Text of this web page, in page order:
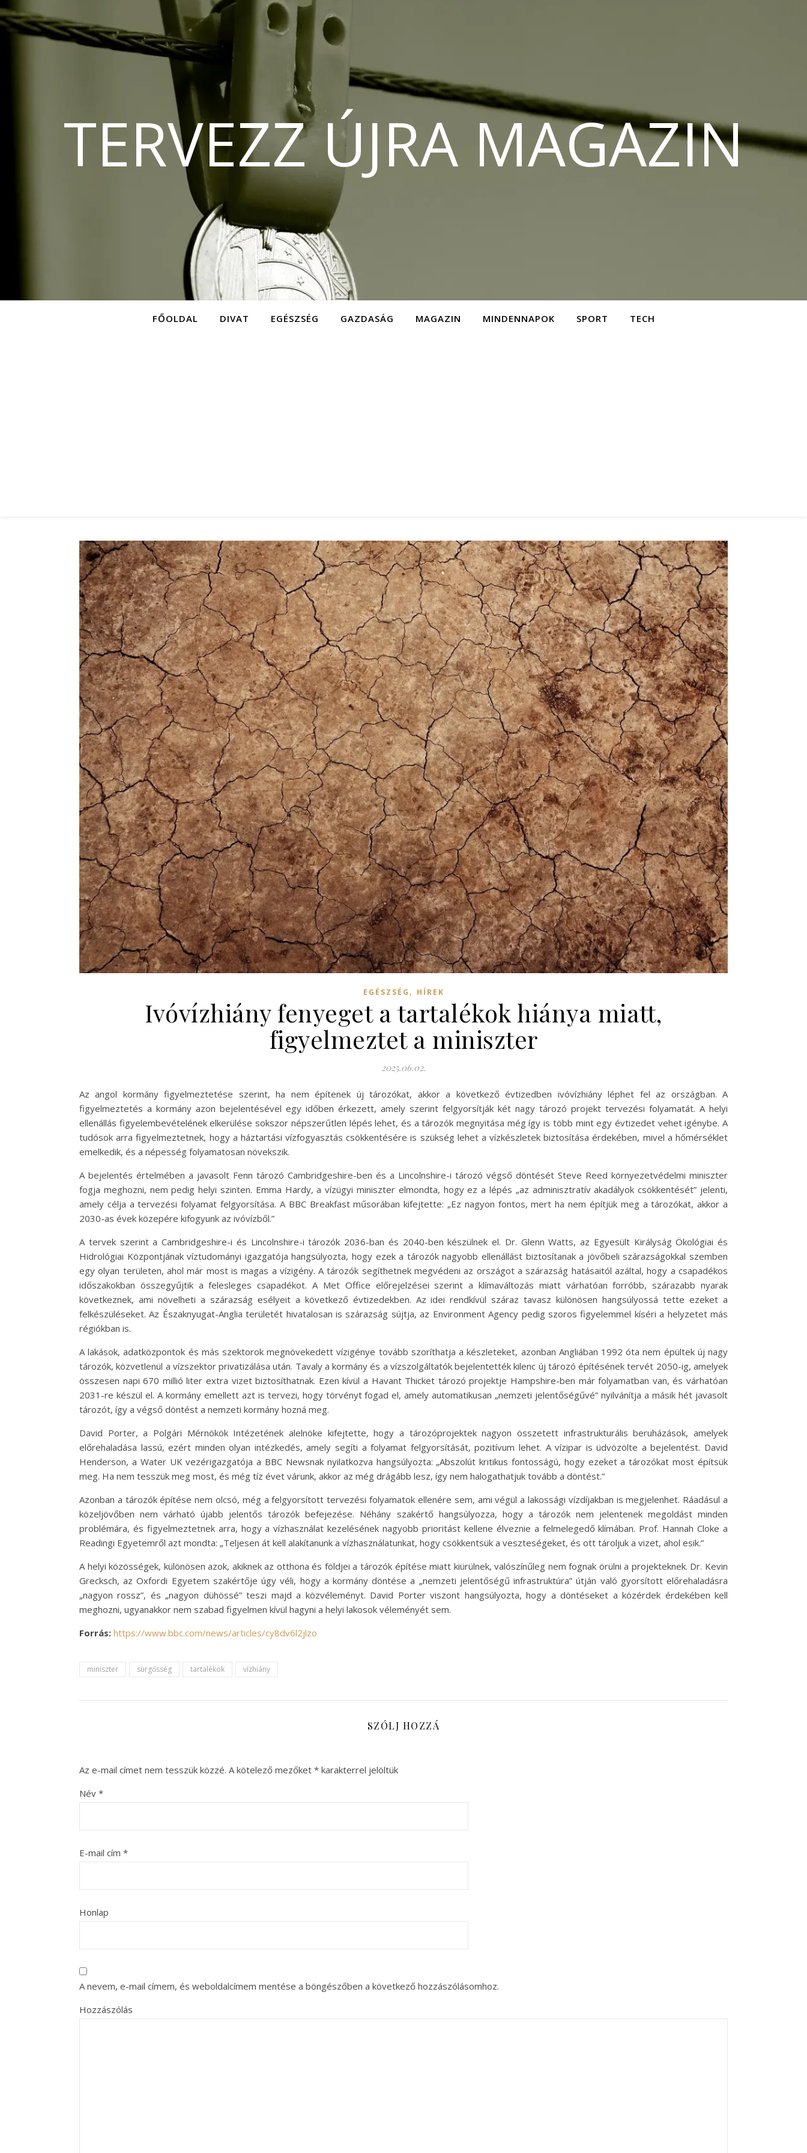
TERVEZZ ÚJRA MAGAZIN
FŐOLDAL DIVAT EGÉSZSÉG GAZDASÁG MAGAZIN MINDENNAPOK SPORT TECH
EGÉSZSÉG , HÍREK
Ivóvízhiány fenyeget a tartalékok hiánya miatt,
figyelmeztet a miniszter
2025.06.02.
Az angol kormány figyelmeztetése szerint, ha nem építenek új tározókat, akkor a következő évtizedben ivóvízhiány léphet fel az országban. A
figyelmeztetés a kormány azon bejelentésével egy időben érkezett, amely szerint felgyorsítják két nagy tározó projekt tervezési folyamatát. A helyi
ellenállás figyelembevételének elkerülése sokszor népszerűtlen lépés lehet, és a tározók megnyitása még így is több mint egy évtizedet vehet igénybe. A
tudósok arra figyelmeztetnek, hogy a háztartási vízfogyasztás csökkentésére is szükség lehet a vízkészletek biztosítása érdekében, mivel a hőmérséklet
emelkedik, és a népesség folyamatosan növekszik.
A bejelentés értelmében a javasolt Fenn tározó Cambridgeshire-ben és a Lincolnshire-i tározó végső döntését Steve Reed környezetvédelmi miniszter
fogja meghozni, nem pedig helyi szinten. Emma Hardy, a vízügyi miniszter elmondta, hogy ez a lépés „az adminisztratív akadályok csökkentését” jelenti,
amely célja a tervezési folyamat felgyorsítása. A BBC Breakfast műsorában kifejtette: „Ez nagyon fontos, mert ha nem építjük meg a tározókat, akkor a
2030-as évek közepére kifogyunk az ivóvízből.”
A tervek szerint a Cambridgeshire-i és Lincolnshire-i tározók 2036-ban és 2040-ben készülnek el. Dr. Glenn Watts, az Egyesült Királyság Ökológiai és
Hidrológiai Központjának víztudományi igazgatója hangsúlyozta, hogy ezek a tározók nagyobb ellenállást biztosítanak a jövőbeli szárazságokkal szemben
egy olyan területen, ahol már most is magas a vízigény. A tározók segíthetnek megvédeni az országot a szárazság hatásaitól azáltal, hogy a csapadékos
időszakokban összegyűjtik a felesleges csapadékot. A Met Office előrejelzései szerint a klímaváltozás miatt várhatóan forróbb, szárazabb nyarak
következnek, ami növelheti a szárazság esélyeit a következő évtizedekben. Az idei rendkívül száraz tavasz különösen hangsúlyossá tette ezeket a
felkészüléseket. Az Északnyugat-Anglia területét hivatalosan is szárazság sújtja, az Environment Agency pedig szoros figyelemmel kíséri a helyzetet más
régiókban is.
A lakások, adatközpontok és más szektorok megnövekedett vízigénye tovább szoríthatja a készleteket, azonban Angliában 1992 óta nem épültek új nagy
tározók, közvetlenül a vízszektor privatizálása után. Tavaly a kormány és a vízszolgáltatók bejelentették kilenc új tározó építésének tervét 2050-ig, amelyek
összesen napi 670 millió liter extra vizet biztosíthatnak. Ezen kívül a Havant Thicket tározó projektje Hampshire-ben már folyamatban van, és várhatóan
2031-re készül el. A kormány emellett azt is tervezi, hogy törvényt fogad el, amely automatikusan „nemzeti jelentőségűvé” nyilvánítja a másik hét javasolt
tározót, így a végső döntést a nemzeti kormány hozná meg.
David Porter, a Polgári Mérnökök Intézetének alelnöke kifejtette, hogy a tározóprojektek nagyon összetett infrastrukturális beruházások, amelyek
előrehaladása lassú, ezért minden olyan intézkedés, amely segíti a folyamat felgyorsítását, pozitívum lehet. A vízipar is üdvözölte a bejelentést. David
Henderson, a Water UK vezérigazgatója a BBC Newsnak nyilatkozva hangsúlyozta: „Abszolút kritikus fontosságú, hogy ezeket a tározókat most építsük
meg. Ha nem tesszük meg most, és még tíz évet várunk, akkor az még drágább lesz, így nem halogathatjuk tovább a döntést.”
Azonban a tározók építése nem olcsó, még a felgyorsított tervezési folyamatok ellenére sem, ami végül a lakossági vízdíjakban is megjelenhet. Ráadásul a
közeljövőben nem várható újabb jelentős tározók befejezése. Néhány szakértő hangsúlyozza, hogy a tározók nem jelentenek megoldást minden
problémára, és figyelmeztetnek arra, hogy a vízhasználat kezelésének nagyobb prioritást kellene élveznie a felmelegedő klímában. Prof. Hannah Cloke a
Readingi Egyetemről azt mondta: „Teljesen át kell alakítanunk a vízhasználatunkat, hogy csökkentsük a veszteségeket, és ott tároljuk a vizet, ahol esik.”
A helyi közösségek, különösen azok, akiknek az otthona és földjei a tározók építése miatt kiürülnek, valószínűleg nem fognak örülni a projekteknek. Dr. Kevin
Grecksch, az Oxfordi Egyetem szakértője úgy véli, hogy a kormány döntése a „nemzeti jelentőségű infrastruktúra” útján való gyorsított előrehaladásra
„nagyon rossz”, és „nagyon dühössé” teszi majd a közvéleményt. David Porter viszont hangsúlyozta, hogy a döntéseket a közérdek érdekében kell
meghozni, ugyanakkor nem szabad figyelmen kívül hagyni a helyi lakosok véleményét sem.
Forrás: https://www.bbc.com/news/articles/cy8dv6l2jlzo
miniszter sürgősség tartalékok vízhiány
SZÓLJ HOZZÁ
Az e-mail címet nem tesszük közzé. A kötelező mezőket * karakterrel jelöltük
Név *
E-mail cím *
Honlap
A nevem, e-mail címem, és weboldalcímem mentése a böngészőben a következő hozzászólásomhoz.
Hozzászólás